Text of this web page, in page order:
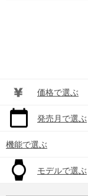
価格で選ぶ
発売月で選ぶ
機能で選ぶ
モデルで選ぶ